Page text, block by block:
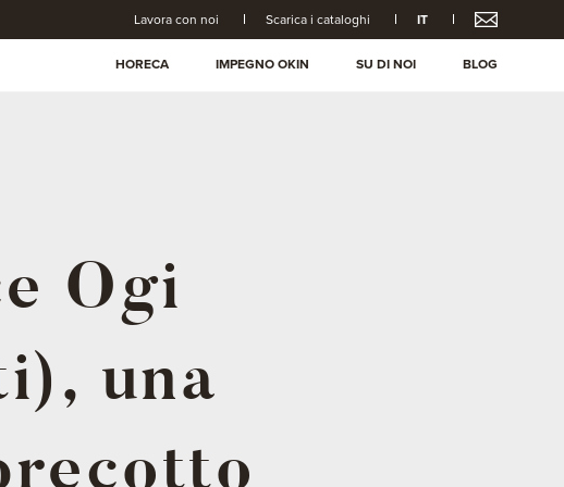
Lavora con noi Scarica i cataloghi IT
HORECA IMPEGNO OKIN SU DI NOI BLOG
Ogi
una